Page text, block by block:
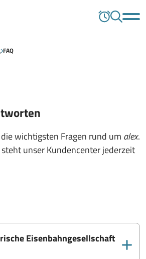
FAQ
wichtigsten Fragen rund um alex.
unser Kundencenter jederzeit
Eisenbahngesellschaft